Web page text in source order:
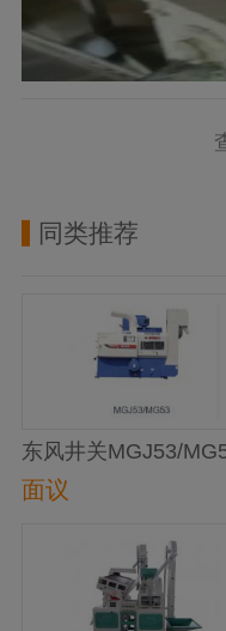
同类推荐
东风井关MGJ53/
碾米机
面议